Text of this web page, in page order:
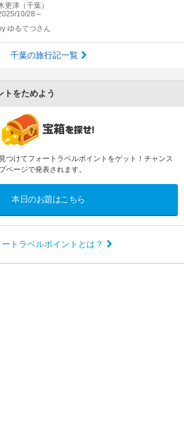
更津（千葉）
10/28～
ゆるてつさん
千葉の旅行記一覧
トをためよう
つけてフォートラベルポイントをゲット！チャンス
ページで発表されます。
本日のお題はこちら
ートラベルポイントとは？